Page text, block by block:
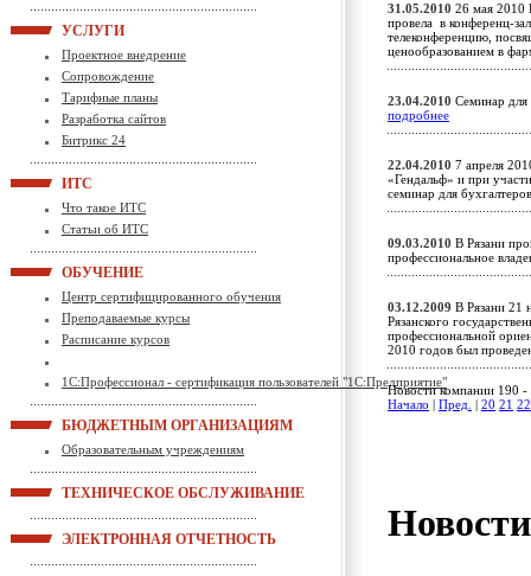
УСЛУГИ
Проектное внедрение
Сопровождение
Тарифные планы
Разработка сайтов
Битрикс 24
ИТС
Что такое ИТС
Статьи об ИТС
ОБУЧЕНИЕ
Центр сертифицированного обучения
Преподаваемые курсы
Расписание курсов
1С:Профессионал - сертификация пользователей "1С:Предприятие"
БЮДЖЕТНЫМ ОРГАНИЗАЦИЯМ
Образовательным учреждениям
ТЕХНИЧЕСКОЕ ОБСЛУЖИВАНИЕ
ЭЛЕКТРОННАЯ ОТЧЕТНОСТЬ
31.05.2010 26 мая 2010
провела в конференц-
телеконференцию,
ценообразованием в
23.04.2010 Семинар
подробнее
22.04.2010 7 апреля
«Гендальф» и при
семинар для
09.03.2010 В Рязани
профессиональное
03.12.2009 В Рязани 21
Рязанского
профессиональной
2010 годов был
Новости компании 190 -
Начало
Пред. 20 21 22